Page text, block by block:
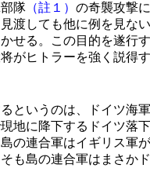
隊 （註１） の奇襲攻撃
渡しても他に例を見な
せる。この目的を遂行
ヒトラーを強く説得
いうのは、ドイツ海
地に降下するドイツ落
の連合軍はイギリス軍
も島の連合軍はまさか